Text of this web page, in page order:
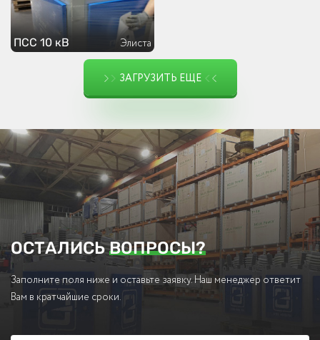
ПСС 10 кВ Элиста
ЗАГРУЗИТЬ ЕЩЕ
ОСТАЛИСЬВОПРОСЫ?
Заполните поля ниже и оставьте заявку. Наш менеджер ответит
Вам в кратчайшие сроки.